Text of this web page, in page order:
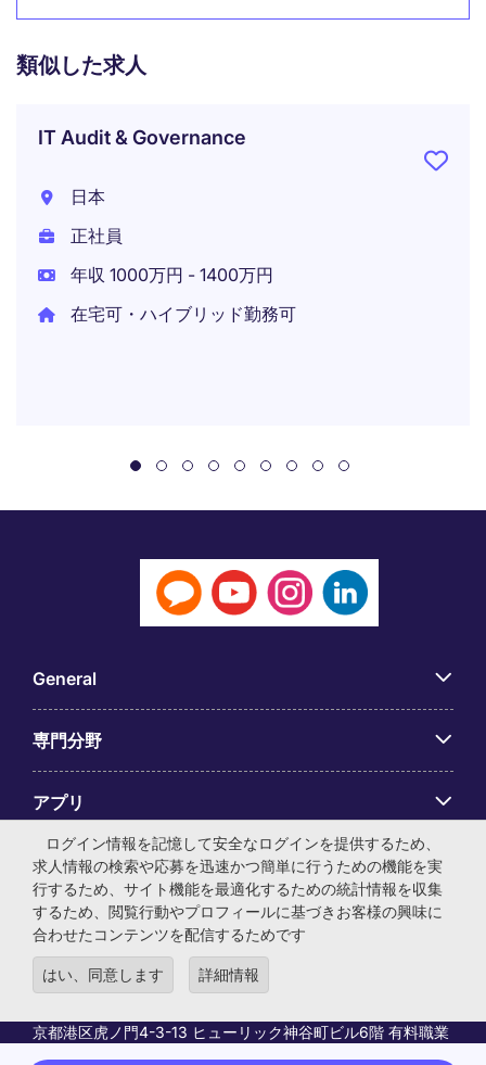
類似した求人
IT Audit & Governance
日本
正社員
年収 1000万円 - 1400万円
在宅可・ハイブリッド勤務可
General
専門分野
アプリ
Employer Centre
© マイケル・ペイジ・インターナショナル・ジャパン株式会
京都港区虎ノ門4-3-13 ヒューリック神谷町ビル6階 有料職業
紹介事業許可番号：13-ユ-040405 ／ 労働者派遣事業許可番
ログイン情報を記憶して安全なログインを提供するため、
求人情報の検索や応募を迅速かつ簡単に行うための機能を実
行するため、サイト機能を最適化するための統計情報を収集
するため、閲覧行動やプロフィールに基づきお客様の興味に
合わせたコンテンツを配信するためです
はい、同意します 詳細情報